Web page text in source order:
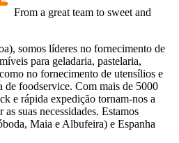
From a great team to sweet and
somos líderes no fornecimento de
para geladaria, pastelaria,
no fornecimento de utensílios e
de foodservice. Com mais de 5000
e rápida expedição tornam-nos a
suas necessidades. Estamos
Maia e Albufeira) e Espanha